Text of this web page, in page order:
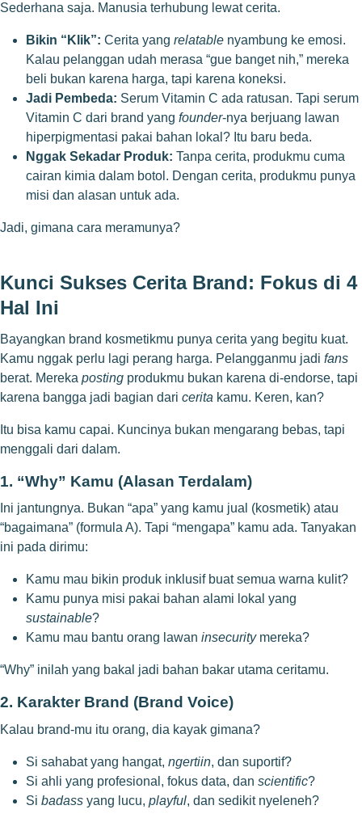
Sederhana saja. Manusia terhubung lewat cerita.
Bikin “Klik”: Cerita yang relatable nyambung ke emosi.
Kalau pelanggan udah merasa “gue banget nih,” mereka
beli bukan karena harga, tapi karena koneksi.
Jadi Pembeda: Serum Vitamin C ada ratusan. Tapi serum
Vitamin C dari brand yang founder-nya berjuang lawan
hiperpigmentasi pakai bahan lokal? Itu baru beda.
Nggak Sekadar Produk: Tanpa cerita, produkmu cuma
cairan kimia dalam botol. Dengan cerita, produkmu punya
misi dan alasan untuk ada.
Jadi, gimana cara meramunya?
Kunci Sukses Cerita Brand: Fokus di 4
Hal Ini
Bayangkan brand kosmetikmu punya cerita yang begitu kuat.
Kamu nggak perlu lagi perang harga. Pelangganmu jadi fans
berat. Mereka posting produkmu bukan karena di-endorse, tapi
karena bangga jadi bagian dari cerita kamu. Keren, kan?
Itu bisa kamu capai. Kuncinya bukan mengarang bebas, tapi
menggali dari dalam.
1. “Why” Kamu (Alasan Terdalam)
Ini jantungnya. Bukan “apa” yang kamu jual (kosmetik) atau
“bagaimana” (formula A). Tapi “mengapa” kamu ada. Tanyakan
ini pada dirimu:
Kamu mau bikin produk inklusif buat semua warna kulit?
Kamu punya misi pakai bahan alami lokal yang
sustainable?
Kamu mau bantu orang lawan insecuritymereka?
“Why” inilah yang bakal jadi bahan bakar utama ceritamu.
2. Karakter Brand (Brand Voice)
Kalau brand-mu itu orang, dia kayak gimana?
Si sahabat yang hangat, ngertiin, dan suportif?
Si ahli yang profesional, fokus data, dan scientific?
Si badass yang lucu, playful, dan sedikit nyeleneh?